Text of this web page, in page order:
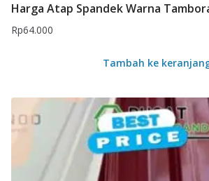
Harga Atap Spandek Warna
Rp64.000
Tambah ke